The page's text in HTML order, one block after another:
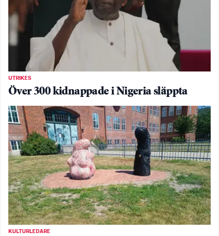
UTRIKES
Över 300 kidnappade i Nigeria släppta
KULTURLEDARE